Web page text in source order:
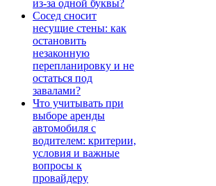
из-за одной буквы?
Сосед сносит
несущие стены: как
остановить
незаконную
перепланировку и не
остаться под
завалами?
Что учитывать при
выборе аренды
автомобиля с
водителем: критерии,
условия и важные
вопросы к
провайдеру